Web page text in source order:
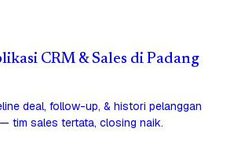
CRM & Sales di Padang
deal, follow-up, & histori pelanggan
tim sales tertata, closing naik.